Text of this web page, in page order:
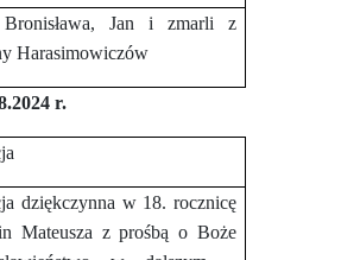
Jan i zmarli z
Harasimowiczów
r.
dziękczynna w 18. rocznicę
Mateusza z prośbą o Boże